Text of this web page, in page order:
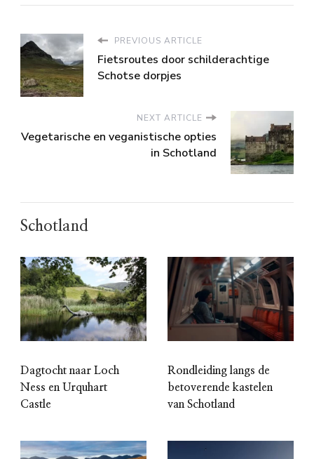
PREVIOUS ARTICLE
Fietsroutes door schilderachtige
Schotse dorpjes
NEXT ARTICLE
Vegetarische en veganistische opties
in Schotland
Schotland
Dagtocht naar Loch
Ness en Urquhart
Castle
Rondleiding langs de
betoverende kastelen
van Schotland